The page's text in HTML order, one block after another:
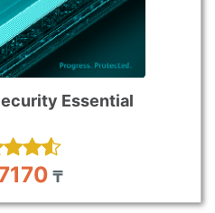
Essential
₸